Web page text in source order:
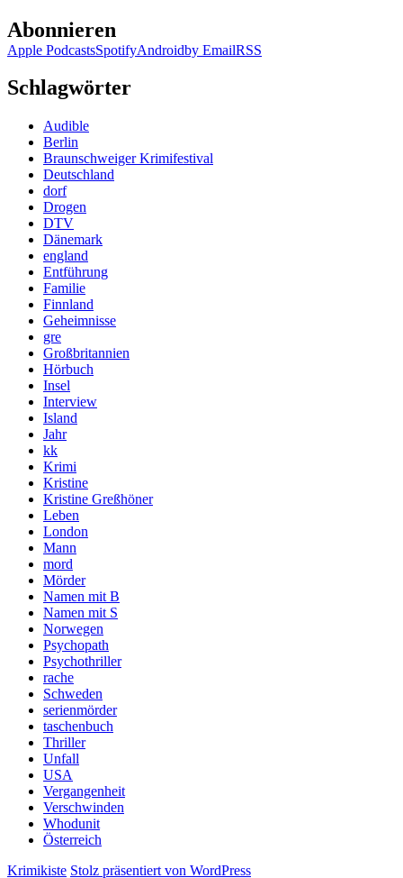
Abonnieren
Apple PodcastsSpotifyAndroidby EmailRSS
Schlagwörter
Audible
Berlin
Braunschweiger Krimifestival
Deutschland
dorf
Drogen
DTV
Dänemark
england
Entführung
Familie
Finnland
Geheimnisse
gre
Großbritannien
Hörbuch
Insel
Interview
Island
Jahr
kk
Krimi
Kristine
Kristine Greßhöner
Leben
London
Mann
mord
Mörder
Namen mit B
Namen mit S
Norwegen
Psychopath
Psychothriller
rache
Schweden
serienmörder
taschenbuch
Thriller
Unfall
USA
Vergangenheit
Verschwinden
Whodunit
Österreich
Krimikiste Stolz präsentiert von WordPress